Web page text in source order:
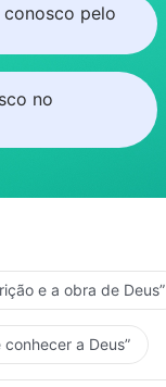
pelo
no
e a obra de Deus”
a Deus”